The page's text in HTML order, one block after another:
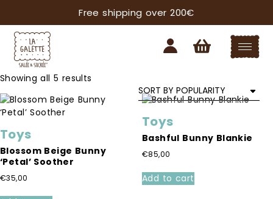
Free shipping over 200€
Showing all 5 results
popularity
Toys
Blossom Beige Bunny
‘Petal’ Soother
€35,00
Toys
Bashful Bunny Blankie
€85,00
Add to cart